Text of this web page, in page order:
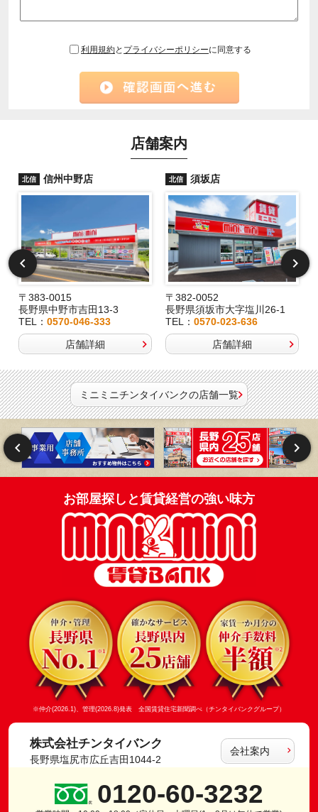
利用規約と プライバシーポリシーに同意する
店舗案内
北信 信州中野店
〒383-0015
長野県中野市吉田13-3
TEL： 0570-046-333
店舗詳細
北信 須坂店
〒382-0052
長野県須坂市大字塩川26-1
TEL：0570-023-636
店舗詳細
ミニミニチンタイバンクの店舗一覧
お部屋探しと賃貸経営の強い味方
※仲介(2026.1)、管理(2026.8)発表 全国賃貸住宅新聞調べ（チンタイバンクグループ）
株式会社チンタイバンク
長野県塩尻市広丘吉田1044-2
会社案内
0120-60-3232